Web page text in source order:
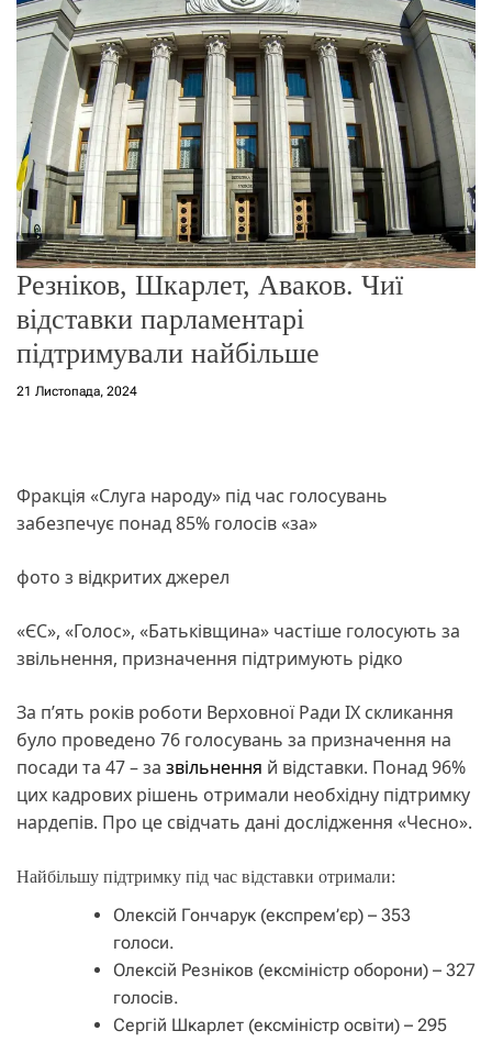
р
е
ж
и
м
у
Резніков, Шкарлет, Аваков. Чиї
відставки парламентарі
підтримували найбільше
21 Листопада, 2024
Фракція «Слуга народу» під час голосувань
забезпечує понад 85% голосів «за»
фото з відкритих джерел
«ЄС», «Голос», «Батьківщина» частіше голосують за
звільнення, призначення підтримують рідко
За п’ять років роботи Верховної Ради IX скликання
було проведено 76 голосувань за призначення на
посади та 47 – за звільнення й відставки. Понад 96%
цих кадрових рішень отримали необхідну підтримку
нардепів. Про це свідчать дані дослідження «Чесно».
Найбільшу підтримку під час відставки отримали:
Олексій Гончарук (експрем’єр) – 353
голоси.
Олексій Резніков (ексміністр оборони) – 327
голосів.
Сергій Шкарлет (ексміністр освіти) – 295